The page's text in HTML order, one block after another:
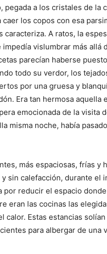
pegada a los cristales de la
caer los copos con esa
caracteriza. A ratos, la
impedía vislumbrar más allá
parecían haberse
todo su verdor, los
por una gruesa y
Era tan hermosa aquella
emocionada de la visita
misma noche, había
más espaciosas, frías y
sin calefacción, durante el
por reducir el espacio
eran las cocinas las
calor. Estas estancias
para albergar de una